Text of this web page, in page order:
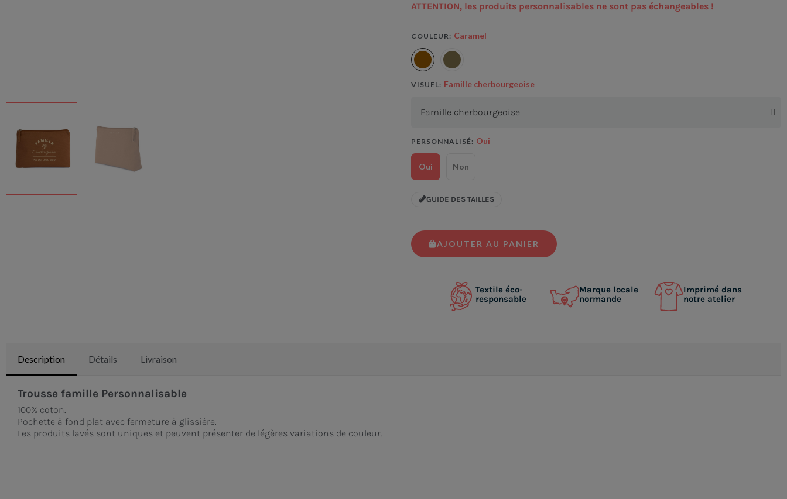
ATTENTION, les produits personnalisables ne sont pas échangeables !
COULEUR Caramel
VISUEL Famille cherbourgeoise
PERSONNALISÉ Oui
Oui Non
GUIDE DES TAILLES
AJOUTER AU PANIER
Textile éco-
responsable
Marque locale
normande
Imprimé dans
notre atelier
Description Détails Livraison
Trousse famille Personnalisable
100% coton.
Pochette à fond plat avec fermeture à glissière.
Les produits lavés sont uniques et peuvent présenter de légères variations de couleur.